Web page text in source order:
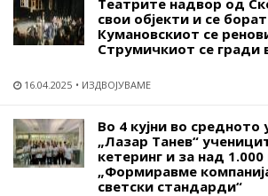
свои објекти и се
Кумановскиот се
Струмичкиот се гради
16.04.2025 ИЗДВОЈУВАМЕ
Во 4 кујни во
„Лазар Танев“
кетеринг и за над 1.000
„Формиравме
светски стандарди“